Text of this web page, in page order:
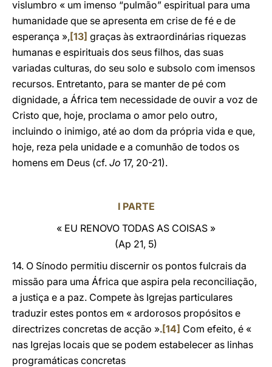
vislumbro « um imenso “pulmão” espiritual para uma
humanidade que se apresenta em crise de fé e de
esperança », [13] graças às extraordinárias riquezas
humanas e espirituais dos seus filhos, das suas
variadas culturas, do seu solo e subsolo com imensos
recursos. Entretanto, para se manter de pé com
dignidade, a África tem necessidade de ouvir a voz de
Cristo que, hoje, proclama o amor pelo outro,
incluindo o inimigo, até ao dom da própria vida e que,
hoje, reza pela unidade e a comunhão de todos os
homens em Deus (cf. Jo 17, 20-21).
I PARTE
« EU RENOVO TODAS AS COISAS »
(Ap 21, 5)
14. O Sínodo permitiu discernir os pontos fulcrais da
missão para uma África que aspira pela reconciliação,
a justiça e a paz. Compete às Igrejas particulares
traduzir estes pontos em « ardorosos propósitos e
directrizes concretas de acção ».[14] Com efeito, é «
nas Igrejas locais que se podem estabelecer as linhas
programáticas concretas